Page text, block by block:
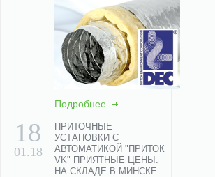
Подробнее
18
01.18
ПРИТОЧНЫЕ
УСТАНОВКИ С
АВТОМАТИКОЙ "ПРИТОК
VK" ПРИЯТНЫЕ ЦЕНЫ.
НА СКЛАДЕ В МИНСКЕ.